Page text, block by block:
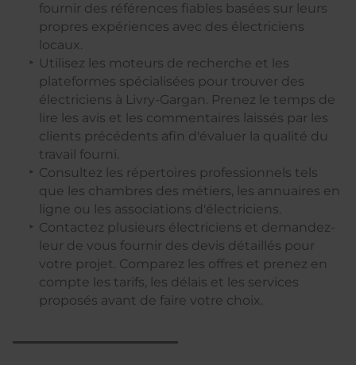
fournir des références fiables basées sur leurs
propres expériences avec des électriciens
locaux.
Utilisez les moteurs de recherche et les
plateformes spécialisées pour trouver des
électriciens à Livry-Gargan. Prenez le temps de
lire les avis et les commentaires laissés par les
clients précédents afin d'évaluer la qualité du
travail fourni.
Consultez les répertoires professionnels tels
que les chambres des métiers, les annuaires en
ligne ou les associations d'électriciens.
Contactez plusieurs électriciens et demandez-
leur de vous fournir des devis détaillés pour
votre projet. Comparez les offres et prenez en
compte les tarifs, les délais et les services
proposés avant de faire votre choix.